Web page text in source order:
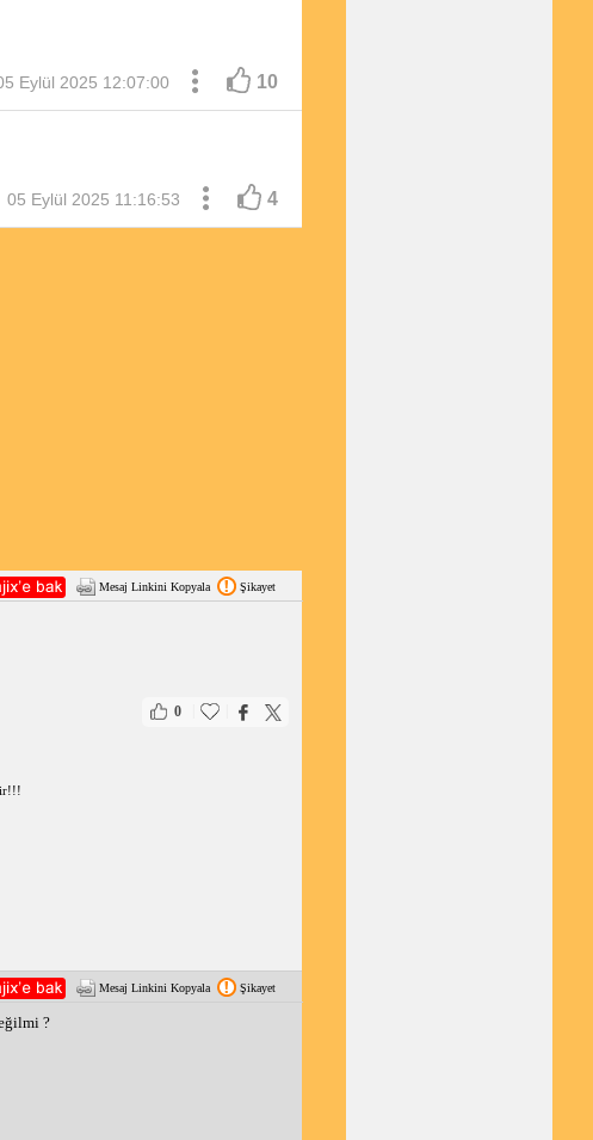
Eylül 2025 12:07:00 10
05 Eylül 2025 11:16:53 4
Mesaj Linkini Kopyala Şikayet
0
Mesaj Linkini Kopyala Şikayet
?